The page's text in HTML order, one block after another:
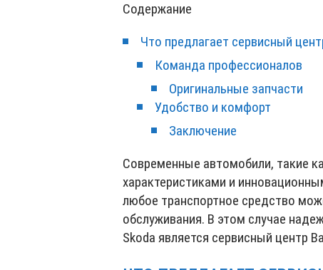
Содержание
Что предлагает сервисный
Команда профессионалов
Оригинальные запчасти
Удобство и комфорт
Заключение
Современные автомобили, такие
характеристиками и
любое транспортное средство
обслуживания. В этом случае
Skoda является сервисный центр